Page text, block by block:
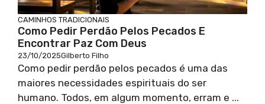
CAMINHOS TRADICIONAIS
Como Pedir Perdão Pelos Pecados E
Encontrar Paz Com Deus
23/10/2025Gilberto Filho
Como pedir perdão pelos pecados é uma das
maiores necessidades espirituais do ser
humano. Todos, em algum momento, erram e ...